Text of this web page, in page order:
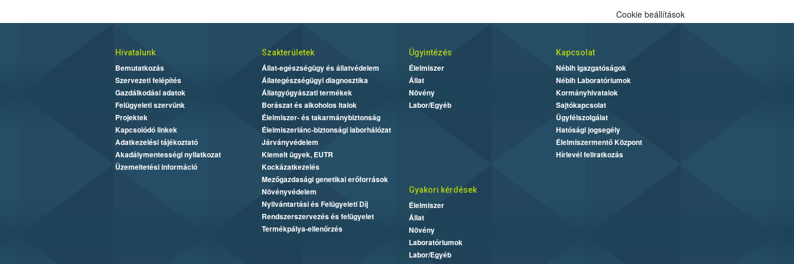
Cookie beállítások
Hivatalunk
Bemutatkozás
Szervezeti felépítés
Gazdálkodási adatok
Felügyeleti szervünk
Projektek
Kapcsolódó linkek
Adatkezelési tájékoztató
Akadálymentességi nyilatkozat
Üzemeltetési információ
Szakterületek
Állat-egészségügy és állatvédelem
Állategészségügyi diagnosztika
Állatgyógyászati termékek
Borászat és alkoholos italok
Élelmiszer- és takarmánybiztonság
Élelmiszerlánc-biztonsági laborhálózat
Járványvédelem
Kiemelt ügyek, EUTR
Kockázatkezelés
Mezőgazdasági genetikai erőforrások
Növényvédelem
Nyilvántartási és Felügyeleti Díj
Rendszerszervezés és felügyelet
Termékpálya-ellenőrzés
Ügyintézés
Élelmiszer
Állat
Növény
Labor/Egyéb
Kapcsolat
Nébih Igazgatóságok
Nébih Laboratóriumok
Kormányhivatalok
Sajtókapcsolat
Ügyfélszolgálat
Hatósági jogsegély
Élelmiszermentő Központ
Hírlevél feliratkozás
Gyakori kérdések
Élelmiszer
Állat
Növény
Laboratóriumok
Labor/Egyéb